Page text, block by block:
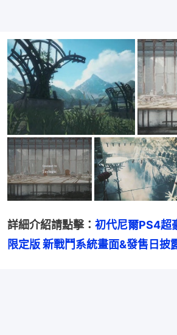
詳細介紹請點擊： 初代尼爾PS4
限定版 新戰鬥系統畫面&發售日披